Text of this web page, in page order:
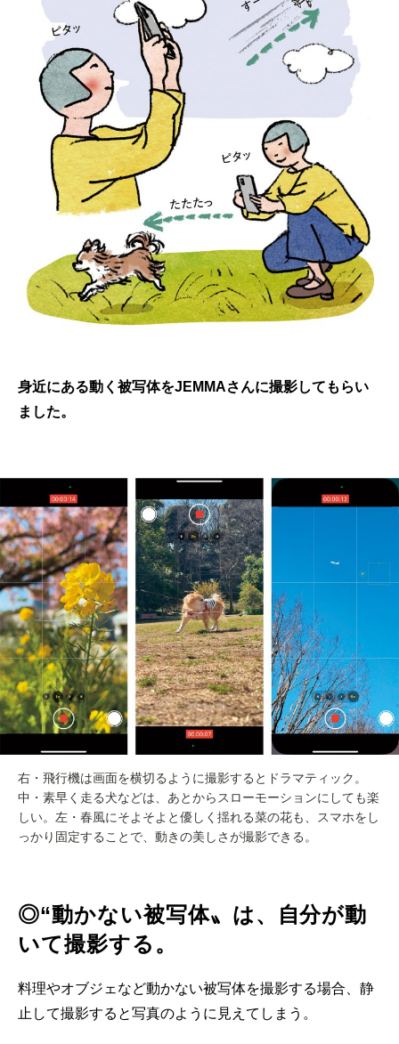
身近にある動く被写体をJEMMAさんに撮影してもらい
ました。
右・飛行機は画面を横切るように撮影するとドラマティック。
中・素早く走る犬などは、あとからスローモーションにしても楽
しい。左・春風にそよそよと優しく揺れる菜の花も、スマホをし
っかり固定することで、動きの美しさが撮影できる。
◎“動かない被写体〟は、自分が動
いて撮影する。
料理やオブジェなど動かない被写体を撮影する場合、静
止して撮影すると写真のように見えてしまう。